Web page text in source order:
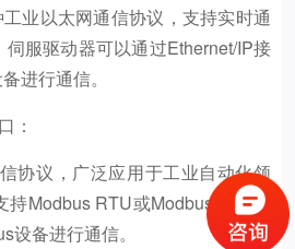
业以太网通信协议，支持实时通
服驱动器可以通过Ethernet/IP接
进行通信。
：
协议，广泛应用于工业自动化领
Modbus RTU或Modbus TCP协
设备进行通信。